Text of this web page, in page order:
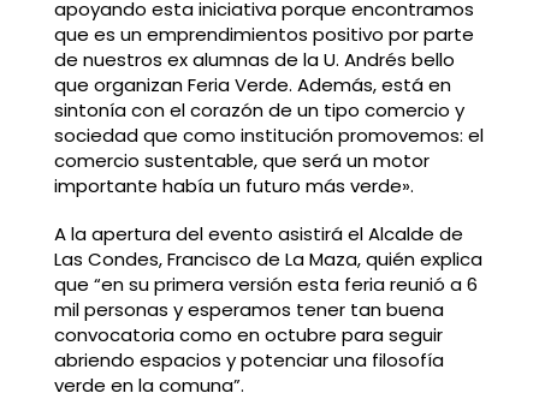
apoyando esta iniciativa porque encontramos
que es un emprendimientos positivo por parte
de nuestros ex alumnas de la U. Andrés bello
que organizan Feria Verde. Además, está en
sintonía con el corazón de un tipo comercio y
sociedad que como institución promovemos: el
comercio sustentable, que será un motor
importante había un futuro más verde».
A la apertura del evento asistirá el Alcalde de
Las Condes, Francisco de La Maza, quién explica
que “en su primera versión esta feria reunió a 6
mil personas y esperamos tener tan buena
convocatoria como en octubre para seguir
abriendo espacios y potenciar una filosofía
verde en la comuna”.